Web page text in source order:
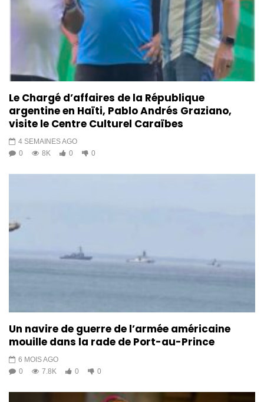
Le Chargé d’affaires de la République
argentine en Haïti, Pablo Andrés Graziano,
visite le Centre Culturel Caraïbes
4 SEMAINES AGO
0
8K 0 0
Un navire de guerre de l’armée américaine
mouille dans la rade de Port-au-Prince
6 MOIS AGO
0
7.8K 0 0